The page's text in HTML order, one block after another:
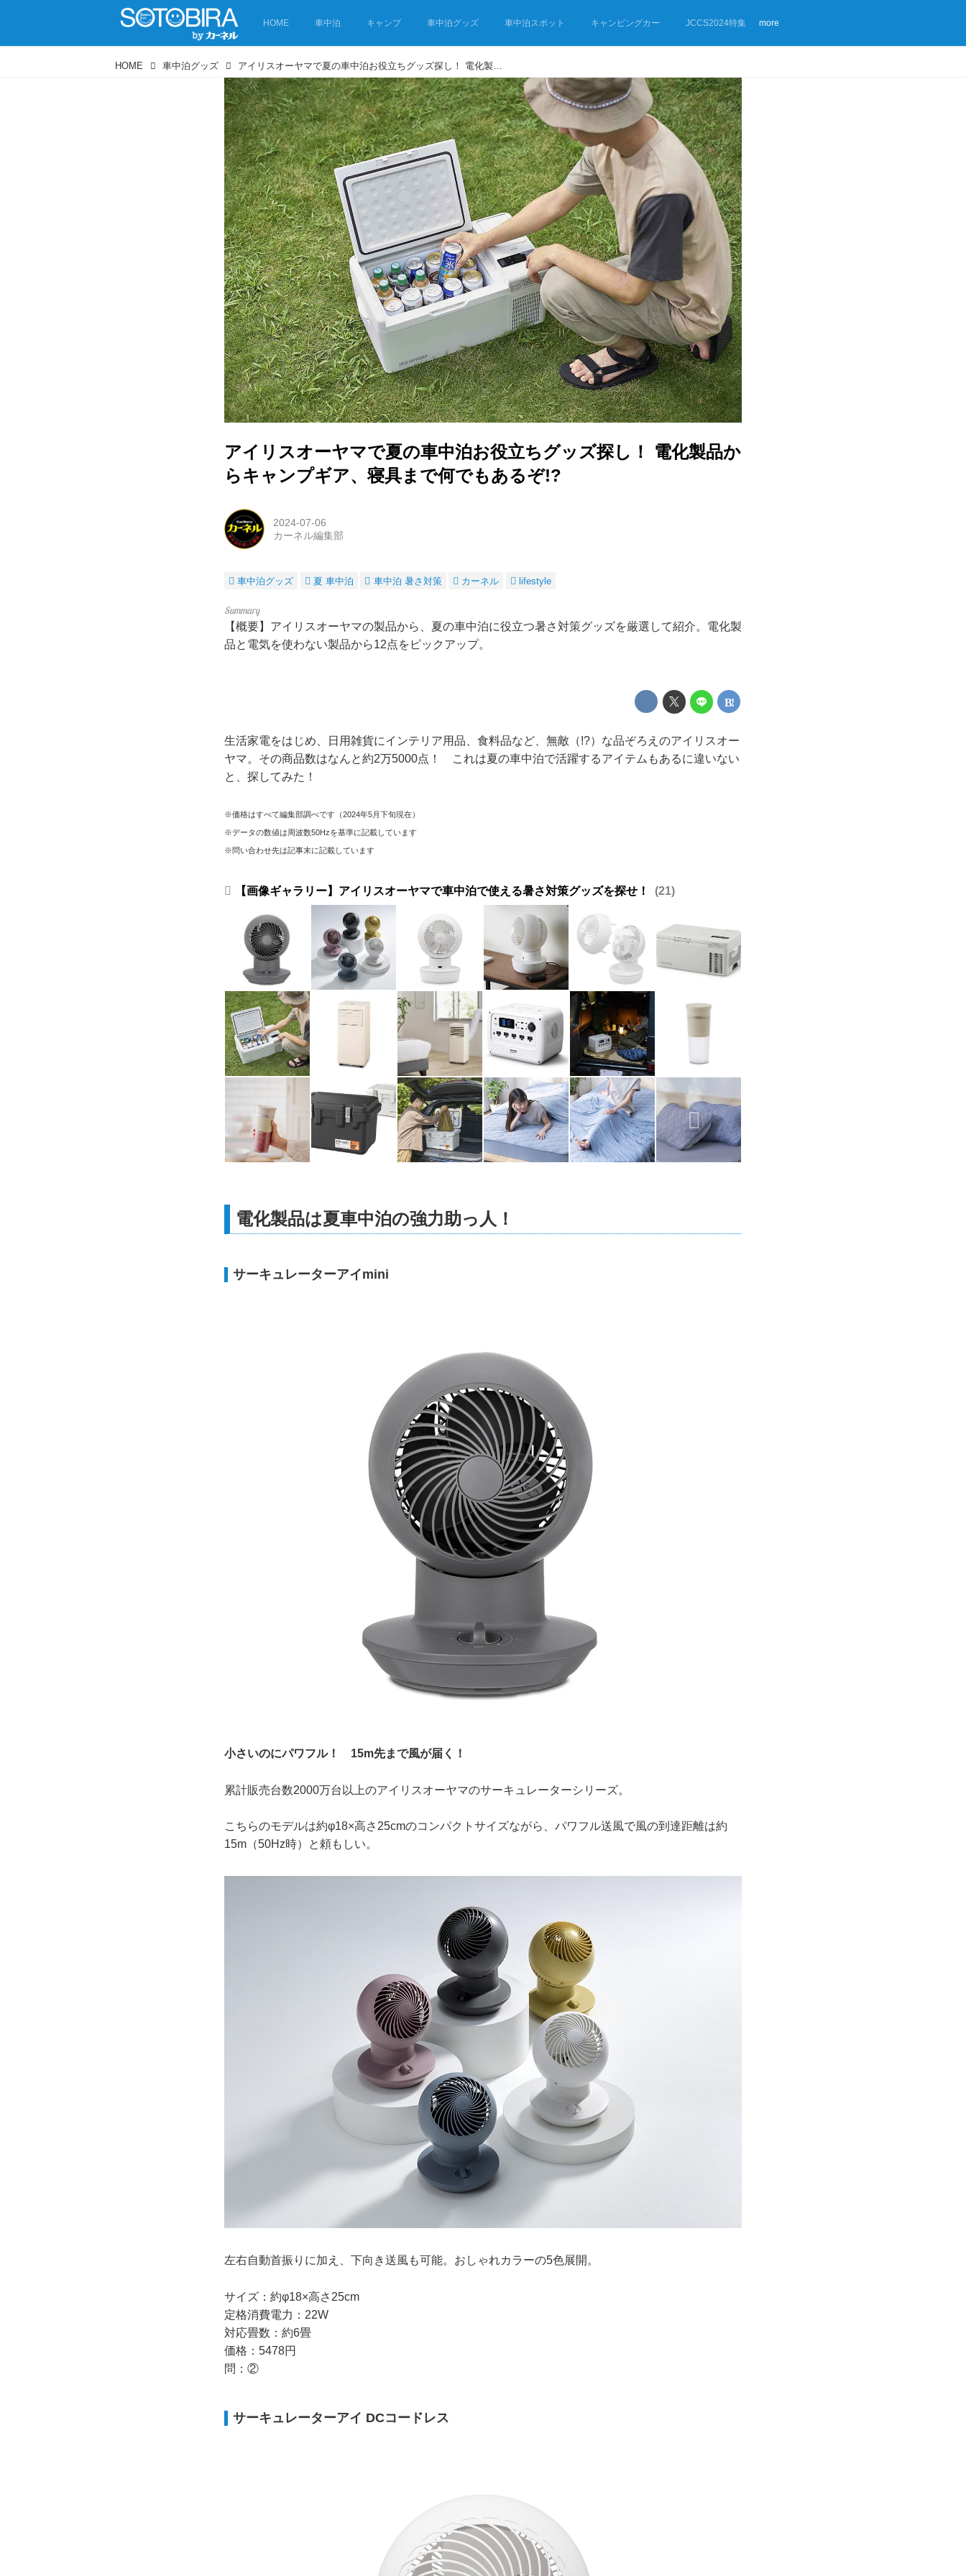
HOME 車中泊 キャンプ 車中泊グッズ 車中泊スポット キャンピングカー JCCS2024特集 more
HOME 車中泊グッズ アイリスオーヤマで夏の車中泊お役立ちグッズ探し！ 電化製品からキャンプギア、寝具まで何でもあるぞ!?
アイリスオーヤマで夏の車中泊お役立ちグッズ探し！ 電化製品か
らキャンプギア、寝具まで何でもあるぞ!?
2024-07-06
カーネル編集部
車中泊グッズ 夏 車中泊 車中泊 暑さ対策 カーネル lifestyle
【概要】アイリスオーヤマの製品から、夏の車中泊に役立つ暑さ対策グッズを厳選して紹介。電化製
品と電気を使わない製品から12点をピックアップ。
生活家電をはじめ、日用雑貨にインテリア用品、食料品など、無敵（!?）な品ぞろえのアイリスオー
ヤマ。その商品数はなんと約2万5000点！ これは夏の車中泊で活躍するアイテムもあるに違いない
と、探してみた！
※価格はすべて編集部調べです（2024年5月下旬現在）
※データの数値は周波数50Hzを基準に記載しています
※問い合わせ先は記事末に記載しています
【画像ギャラリー】アイリスオーヤマで車中泊で使える暑さ対策グッズを探せ！ 21
電化製品は夏車中泊の強力助っ人！
サーキュレーターアイmini
小さいのにパワフル！ 15m先まで風が届く！
累計販売台数2000万台以上のアイリスオーヤマのサーキュレーターシリーズ。
こちらのモデルは約φ18×高さ25cmのコンパクトサイズながら、パワフル送風で風の到達距離は約
15m（50Hz時）と頼もしい。
左右自動首振りに加え、下向き送風も可能。おしゃれカラーの5色展開。
サイズ：約φ18×高さ25cm
定格消費電力：22W
対応畳数：約6畳
価格：5478円
問：②
サーキュレーターアイ DCコードレス